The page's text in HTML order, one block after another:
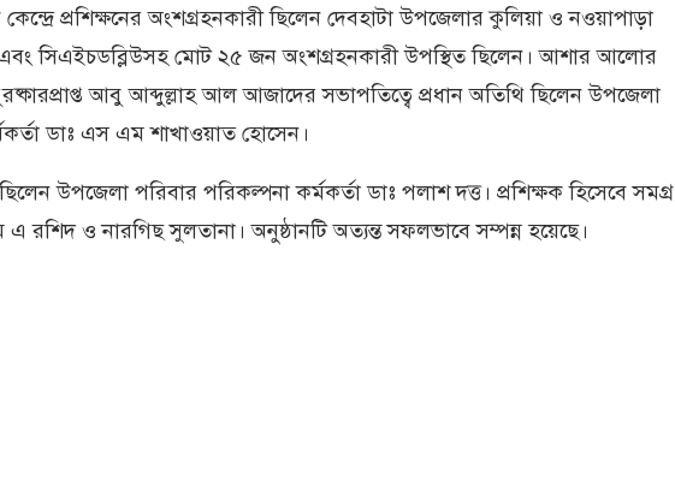
প্রশিক্ষনের অংশগ্রহনকারী ছিলেন দেবহাটা উপজেলার কুলিয়া ও নওয়াপাড়া
সিএইচডব্লিউসহ মোট ২৫ জন অংশগ্রহনকারী উপস্থিত ছিলেন। আশার আলোর
আবু আব্দুল্লাহ আল আজাদের সভাপতিত্বে প্রধান অতিথি ছিলেন উপজেলা
ডাঃ এস এম শাখাওয়াত হোসেন।
উপজেলা পরিবার পরিকল্পনা কর্মকর্তা ডাঃ পলাশ দত্ত। প্রশিক্ষক হিসেবে সমগ্র
এ রশিদ ও নারগিছ সুলতানা। অনুষ্ঠানটি অত্যন্ত সফলভাবে সম্পন্ন হয়েছে।